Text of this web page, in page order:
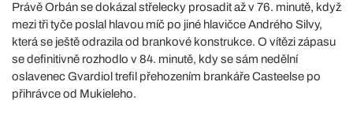
Právě Orbán se dokázal střelecky prosadit až v 76. minutě, když
mezi tři tyče poslal hlavou míč po jiné hlavičce Andrého Silvy,
která se ještě odrazila od brankové konstrukce. O vítězi zápasu
se definitivně rozhodlo v 84. minutě, kdy se sám nedělní
oslavenec Gvardiol trefil přehozením brankáře Casteelse po
přihrávce od Mukieleho.